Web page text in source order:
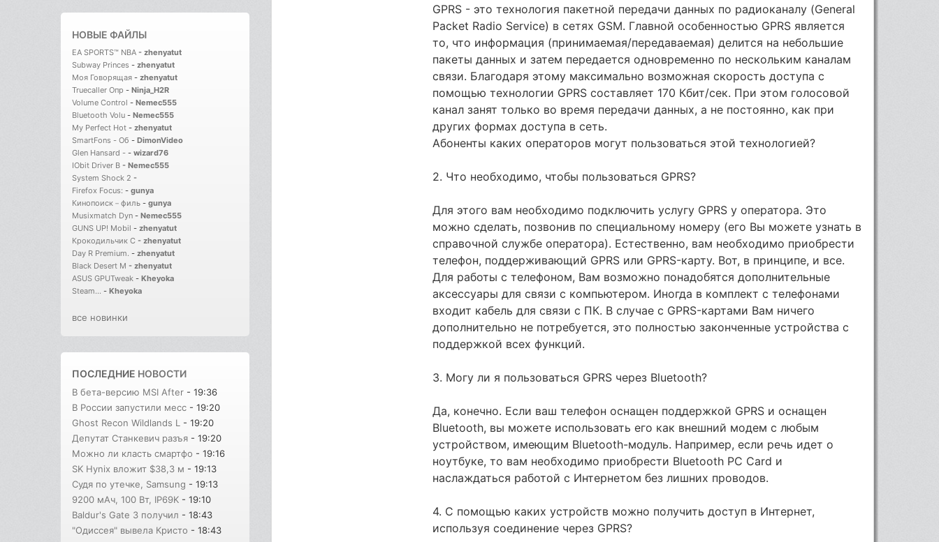
НОВЫЕ ФАЙЛЫ
EA SPORTS™ NBA - zhenyatut
Subway Princes - zhenyatut
Моя Говорящая - zhenyatut
Truecaller Опр - Ninja_H2R
Volume Control - Nemec555
Bluetooth Volu - Nemec555
My Perfect Hot - zhenyatut
SmartFons - Об - DimonVideo
Glen Hansard - - wizard76
IObit Driver B - Nemec555
System Shock 2 -
Firefox Focus: - gunya
Кинопоиск－филь - gunya
Musixmatch Dyn - Nemec555
GUNS UP! Mobil - zhenyatut
Крокодильчик С - zhenyatut
Day R Premium. - zhenyatut
Black Desert M - zhenyatut
ASUS GPUTweak - Kheyoka
Steam... - Kheyoka
все новинки
ПОСЛЕДНИЕ НОВОСТИ
В бета-версию MSI After - 19:36
В России запустили месс - 19:20
Ghost Recon Wildlands L - 19:20
Депутат Станкевич разъя - 19:20
Можно ли класть смартфо - 19:16
SK Hynix вложит $38,3 м - 19:13
Судя по утечке, Samsung - 19:13
9200 мАч, 100 Вт, IP69K - 19:10
Baldur's Gate 3 получил - 18:43
"Одиссея" вывела Кристо - 18:43
GPRS - это технология пакетной передачи данных по радиоканалу (General
Packet Radio Service) в сетях GSM. Главной особенностью GPRS является
то, что информация (принимаемая/передаваемая) делится на небольшие
пакеты данных и затем передается одновременно по нескольким каналам
связи. Благодаря этому максимально возможная скорость доступа с
помощью технологии GPRS составляет 170 Кбит/сек. При этом голосовой
канал занят только во время передачи данных, а не постоянно, как при
других формах доступа в сеть.
Абоненты каких операторов могут пользоваться этой технологией?
2. Что необходимо, чтобы пользоваться GPRS?
Для этого вам необходимо подключить услугу GPRS у оператора. Это
можно сделать, позвонив по специальному номеру (его Вы можете узнать в
справочной службе оператора). Естественно, вам необходимо приобрести
телефон, поддерживающий GPRS или GPRS-карту. Вот, в принципе, и все.
Для работы с телефоном, Вам возможно понадобятся дополнительные
аксессуары для связи с компьютером. Иногда в комплект с телефонами
входит кабель для связи с ПК. В случае с GPRS-картами Вам ничего
дополнительно не потребуется, это полностью законченные устройства с
поддержкой всех функций.
3. Могу ли я пользоваться GPRS через Bluetooth?
Да, конечно. Если ваш телефон оснащен поддержкой GPRS и оснащен
Bluetooth, вы можете использовать его как внешний модем с любым
устройством, имеющим Bluetooth-модуль. Например, если речь идет о
ноутбуке, то вам необходимо приобрести Bluetooth PC Card и
наслаждаться работой с Интернетом без лишних проводов.
4. С помощью каких устройств можно получить доступ в Интернет,
используя соединение через GPRS?